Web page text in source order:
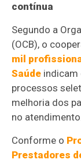
contínua
Segundo a
(OCB), o
mil
Saúde indicam
processos
melhoria dos
no
Conforme o
Prestadores